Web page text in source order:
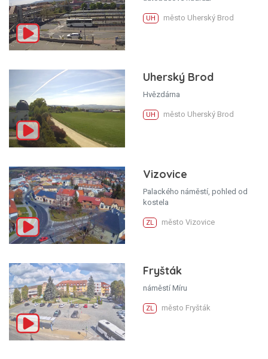
UH město Uherský Brod
Uherský Brod
Hvězdárna
UH město Uherský Brod
Vizovice
Palackého náměstí, pohled od
kostela
ZL město Vizovice
Fryšták
náměstí Míru
ZL město Fryšták